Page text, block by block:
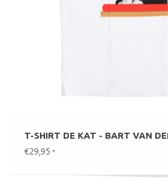
T-SHIRT DE KAT - BART VAN
€29,95 *